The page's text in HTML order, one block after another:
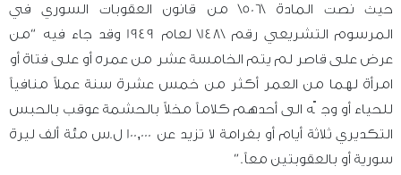
حيث نصت المادة \506\ من قانون العقوبات السوري في
المرسوم التشريعي رقم \148\ لعام 1949 وقد جاء فيه “من
عرض على قاصر لم يتم الخامسة عشر من عمره أو على فتاة أو
امرأة لهما من العمر أكثر من خمس عشرة سنة عملاً منافياً
للحياء أو وجّه الى أحدهم كلاماً مخلاً بالحشمة عوقب بالحبس
التكديري ثلاثة أيام أو بغرامة لا تزيد عن 100,000 ل.س مئة ألف ليرة
سورية أو بالعقوبتين معاً.”